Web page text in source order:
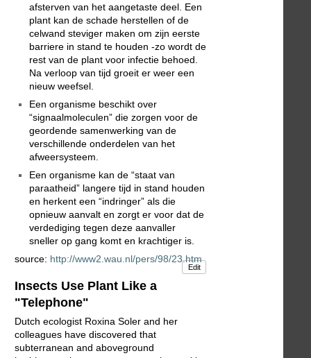
afsterven van het aangetaste deel. Een
plant kan de schade herstellen of de
celwand steviger maken om zijn eerste
barriere in stand te houden -zo wordt de
rest van de plant voor infectie behoed.
Na verloop van tijd groeit er weer een
nieuw weefsel.
Een organisme beschikt over
“signaalmoleculen” die zorgen voor de
geordende samenwerking van de
verschillende onderdelen van het
afweersysteem.
Een organisme kan de “staat van
paraatheid” langere tijd in stand houden
en herkent een “indringer” als die
opnieuw aanvalt en zorgt er voor dat de
verdediging tegen deze aanvaller
sneller op gang komt en krachtiger is.
source: http://www2.wau.nl/pers/98/23.htm
Edit
Insects Use Plant Like a
"Telephone"
Dutch ecologist Roxina Soler and her
colleagues have discovered that
subterranean and aboveground